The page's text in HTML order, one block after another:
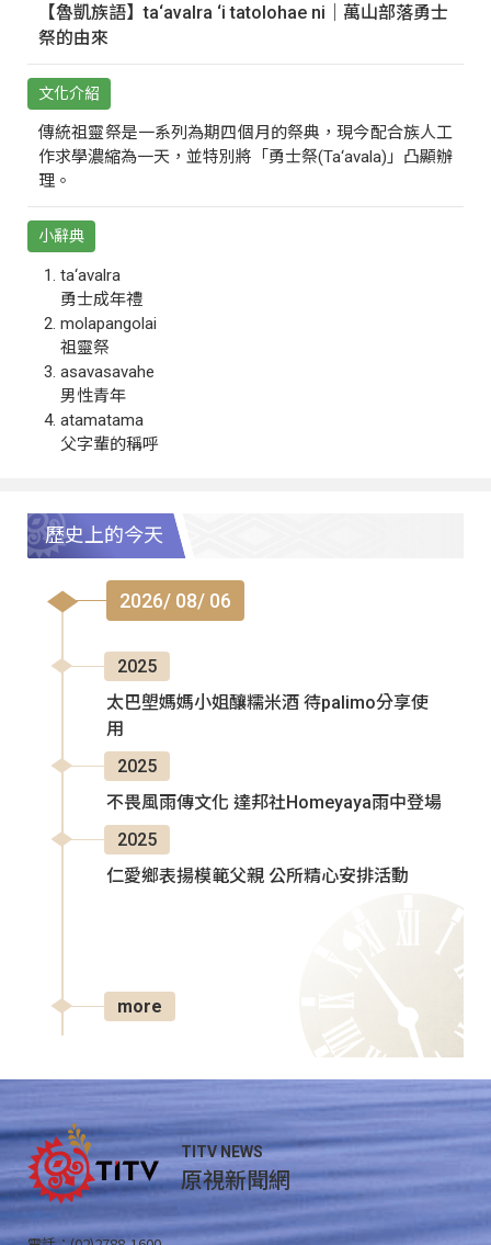
【魯凱族語】ta‘avalra ‘i tatolohae ni｜萬山部落勇士
祭的由來
文化介紹
傳統祖靈祭是一系列為期四個月的祭典，現今配合族人工
作求學濃縮為一天，並特別將「勇士祭(Ta‘avala)」凸顯辦
理。
小辭典
ta‘avalra
勇士成年禮
molapangolai
祖靈祭
asavasavahe
男性青年
atamatama
父字輩的稱呼
歷史上的今天
2026/ 08/ 06
2025
太巴塱媽媽小姐釀糯米酒 待palimo分享使
用
2025
不畏風雨傳文化 達邦社Homeyaya雨中登場
2025
仁愛鄉表揚模範父親 公所精心安排活動
more
TITV NEWS
原視新聞網